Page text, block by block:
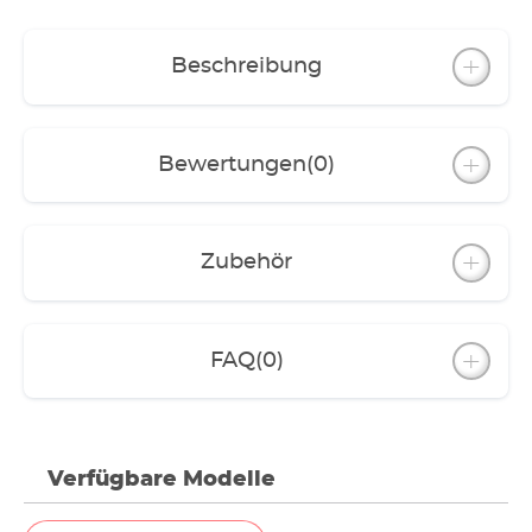
Beschreibung
Bewertungen(0)
Zubehör
FAQ(0)
Verfügbare Modelle